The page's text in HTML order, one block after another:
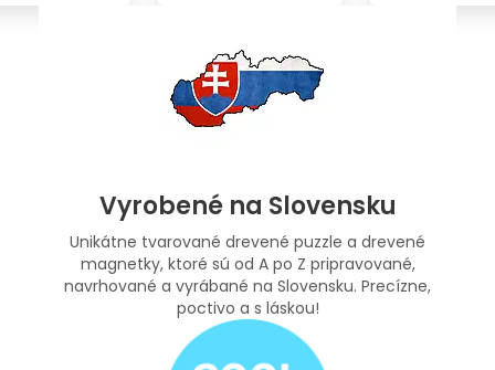
Vyrobené na Slovensku
Unikátne tvarované drevené puzzle a drevené
magnetky, ktoré sú od A po Z pripravované,
navrhované a vyrábané na Slovensku. Precízne,
poctivo a s láskou!